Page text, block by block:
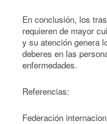
En conclusión, los
requieren de mayor
y su atención genera
deberes en las
enfermedades.
Referencias:
Federación